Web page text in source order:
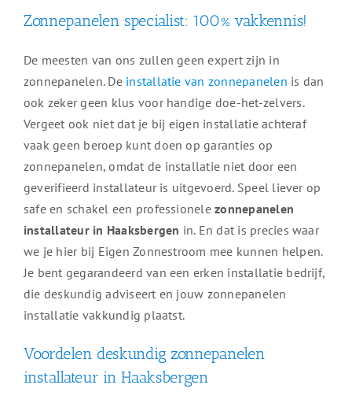
Zonnepanelen specialist: 100% vakkennis!
De meesten van ons zullen geen expert zijn in
zonnepanelen. De installatie van zonnepanelen is dan
ook zeker geen klus voor handige doe-het-zelvers.
Vergeet ook niet dat je bij eigen installatie achteraf
vaak geen beroep kunt doen op garanties op
zonnepanelen, omdat de installatie niet door een
geverifieerd installateur is uitgevoerd. Speel liever op
safe en schakel een professionelezonnepanelen
installateur in Haaksbergen in. En dat is precies waar
we je hier bij Eigen Zonnestroom mee kunnen helpen.
Je bent gegarandeerd van een erken installatie bedrijf,
die deskundig adviseert en jouw zonnepanelen
installatie vakkundig plaatst.
Voordelen deskundig zonnepanelen
installateur in Haaksbergen